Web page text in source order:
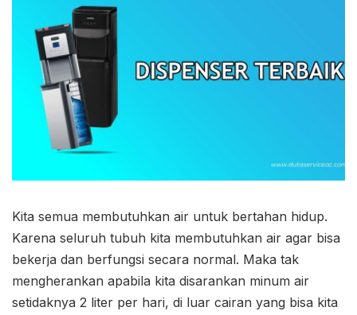
Kita semua membutuhkan air untuk bertahan hidup.
Karena seluruh tubuh kita membutuhkan air agar bisa
bekerja dan berfungsi secara normal. Maka tak
mengherankan apabila kita disarankan minum air
setidaknya 2 liter per hari, di luar cairan yang bisa kita